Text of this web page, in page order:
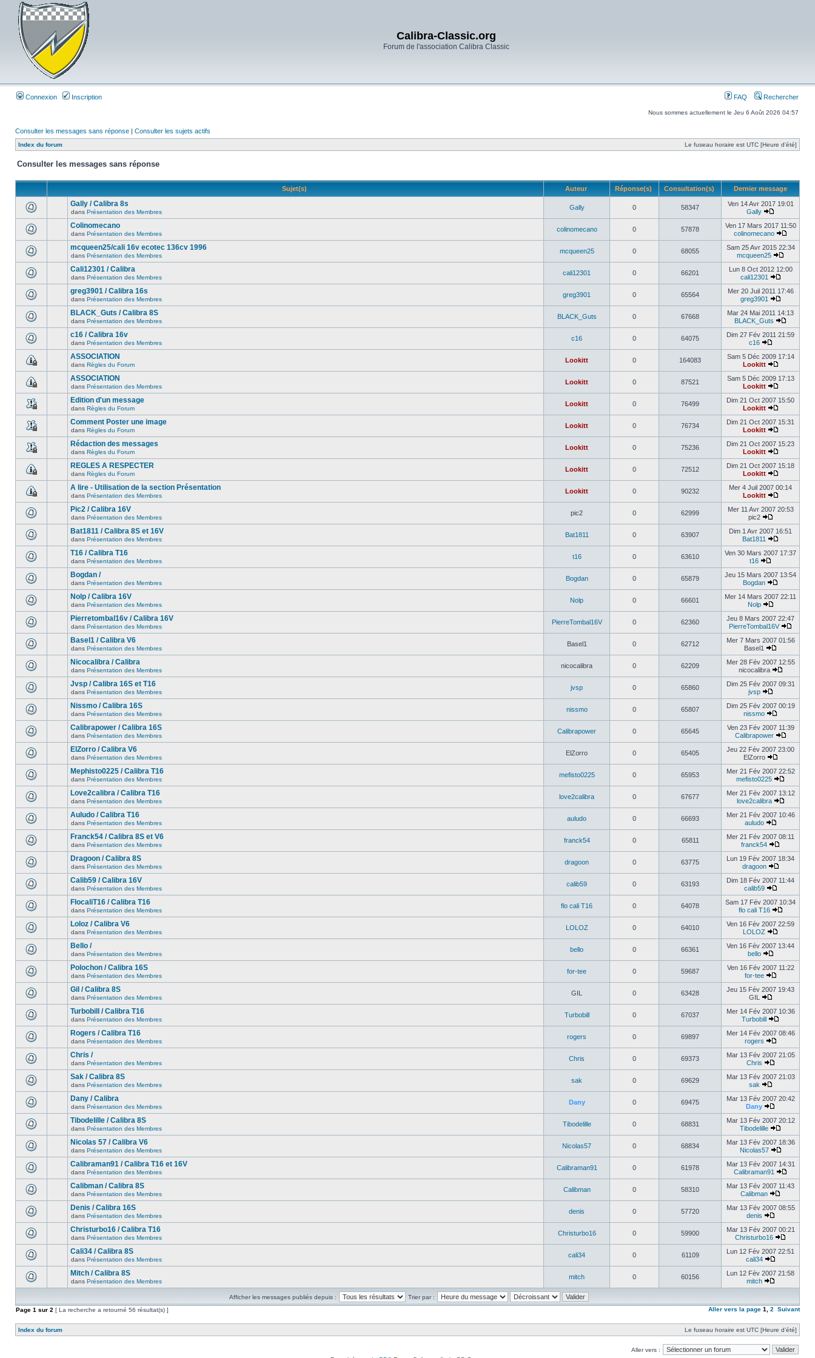
Calibra-Classic.org
Forum de l'association Calibra Classic
Connexion Inscription FAQ Rechercher
Nous sommes actuellement le Jeu 6 Août 2026 04:57
Consulter les messages sans réponse | Consulter les sujets actifs
Index du forum Le fuseau horaire est UTC [Heure d’été]
Consulter les messages sans réponse
Sujet(s) Auteur Réponse(s) Consultation(s) Dernier message
Gally / Calibra 8s
dans Présentation des Membres
Gally 0 58347
Ven 14 Avr 2017 19:01
Gally
Colinomecano
dans Présentation des Membres
colinomecano 0 57878
Ven 17 Mars 2017 11:50
colinomecano
mcqueen25/cali 16v ecotec 136cv 1996
dans Présentation des Membres
mcqueen25 0 68055
Sam 25 Avr 2015 22:34
mcqueen25
Cali12301 / Calibra
dans Présentation des Membres
cali12301 0 66201
Lun 8 Oct 2012 12:00
cali12301
greg3901 / Calibra 16s
dans Présentation des Membres
greg3901 0 65564
Mer 20 Juil 2011 17:46
greg3901
BLACK_Guts / Calibra 8S
dans Présentation des Membres
BLACK_Guts 0 67668
Mar 24 Mai 2011 14:13
BLACK_Guts
c16 / Calibra 16v
dans Présentation des Membres
c16 0 64075
Dim 27 Fév 2011 21:59
c16
ASSOCIATION
dans Règles du Forum
Lookitt 0 164083
Sam 5 Déc 2009 17:14
Lookitt
ASSOCIATION
dans Présentation des Membres
Lookitt 0 87521
Sam 5 Déc 2009 17:13
Lookitt
Edition d'un message
dans Règles du Forum
Lookitt 0 76499
Dim 21 Oct 2007 15:50
Lookitt
Comment Poster une image
dans Règles du Forum
Lookitt 0 76734
Dim 21 Oct 2007 15:31
Lookitt
Rédaction des messages
dans Règles du Forum
Lookitt 0 75236
Dim 21 Oct 2007 15:23
Lookitt
REGLES A RESPECTER
dans Règles du Forum
Lookitt 0 72512
Dim 21 Oct 2007 15:18
Lookitt
A lire - Utilisation de la section Présentation
dans Présentation des Membres
Lookitt 0 90232
Mer 4 Juil 2007 00:14
Lookitt
Pic2 / Calibra 16V
dans Présentation des Membres
pic2 0 62999
Mer 11 Avr 2007 20:53
pic2
Bat1811 / Calibra 8S et 16V
dans Présentation des Membres
Bat1811 0 63907
Dim 1 Avr 2007 16:51
Bat1811
T16 / Calibra T16
dans Présentation des Membres
t16 0 63610
Ven 30 Mars 2007 17:37
t16
Bogdan /
dans Présentation des Membres
Bogdan 0 65879
Jeu 15 Mars 2007 13:54
Bogdan
Nolp / Calibra 16V
dans Présentation des Membres
Nolp 0 66601
Mer 14 Mars 2007 22:11
Nolp
Pierretombal16v / Calibra 16V
dans Présentation des Membres
PierreTombal16V 0 62360
Jeu 8 Mars 2007 22:47
PierreTombal16V
Basel1 / Calibra V6
dans Présentation des Membres
Basel1 0 62712
Mer 7 Mars 2007 01:56
Basel1
Nicocalibra / Calibra
dans Présentation des Membres
nicocalibra 0 62209
Mer 28 Fév 2007 12:55
nicocalibra
Jvsp / Calibra 16S et T16
dans Présentation des Membres
jvsp 0 65860
Dim 25 Fév 2007 09:31
jvsp
Nissmo / Calibra 16S
dans Présentation des Membres
nissmo 0 65807
Dim 25 Fév 2007 00:19
nissmo
Calibrapower / Calibra 16S
dans Présentation des Membres
Calibrapower 0 65645
Ven 23 Fév 2007 11:39
Calibrapower
ElZorro / Calibra V6
dans Présentation des Membres
ElZorro 0 65405
Jeu 22 Fév 2007 23:00
ElZorro
Mephisto0225 / Calibra T16
dans Présentation des Membres
mefisto0225 0 65953
Mer 21 Fév 2007 22:52
mefisto0225
Love2calibra / Calibra T16
dans Présentation des Membres
love2calibra 0 67677
Mer 21 Fév 2007 13:12
love2calibra
Auludo / Calibra T16
dans Présentation des Membres
auludo 0 66693
Mer 21 Fév 2007 10:46
auludo
Franck54 / Calibra 8S et V6
dans Présentation des Membres
franck54 0 65811
Mer 21 Fév 2007 08:11
franck54
Dragoon / Calibra 8S
dans Présentation des Membres
dragoon 0 63775
Lun 19 Fév 2007 18:34
dragoon
Calib59 / Calibra 16V
dans Présentation des Membres
calib59 0 63193
Dim 18 Fév 2007 11:44
calib59
FlocaliT16 / Calibra T16
dans Présentation des Membres
flo cali T16 0 64078
Sam 17 Fév 2007 10:34
flo cali T16
Loloz / Calibra V6
dans Présentation des Membres
LOLOZ 0 64010
Ven 16 Fév 2007 22:59
LOLOZ
Bello /
dans Présentation des Membres
bello 0 66361
Ven 16 Fév 2007 13:44
bello
Polochon / Calibra 16S
dans Présentation des Membres
for-tee 0 59687
Ven 16 Fév 2007 11:22
for-tee
Gil / Calibra 8S
dans Présentation des Membres
GIL 0 63428
Jeu 15 Fév 2007 19:43
GIL
Turbobill / Calibra T16
dans Présentation des Membres
Turbobill 0 67037
Mer 14 Fév 2007 10:36
Turbobill
Rogers / Calibra T16
dans Présentation des Membres
rogers 0 69897
Mer 14 Fév 2007 08:46
rogers
Chris /
dans Présentation des Membres
Chris 0 69373
Mar 13 Fév 2007 21:05
Chris
Sak / Calibra 8S
dans Présentation des Membres
sak 0 69629
Mar 13 Fév 2007 21:03
sak
Dany / Calibra
dans Présentation des Membres
Dany 0 69475
Mar 13 Fév 2007 20:42
Dany
Tibodelille / Calibra 8S
dans Présentation des Membres
Tibodelille 0 68831
Mar 13 Fév 2007 20:12
Tibodelille
Nicolas 57 / Calibra V6
dans Présentation des Membres
Nicolas57 0 68834
Mar 13 Fév 2007 18:36
Nicolas57
Calibraman91 / Calibra T16 et 16V
dans Présentation des Membres
Calibraman91 0 61978
Mar 13 Fév 2007 14:31
Calibraman91
Calibman / Calibra 8S
dans Présentation des Membres
Calibman 0 58310
Mar 13 Fév 2007 11:43
Calibman
Denis / Calibra 16S
dans Présentation des Membres
denis 0 57720
Mar 13 Fév 2007 08:55
denis
Christurbo16 / Calibra T16
dans Présentation des Membres
Christurbo16 0 59900
Mar 13 Fév 2007 00:21
Christurbo16
Cali34 / Calibra 8S
dans Présentation des Membres
cali34 0 61109
Lun 12 Fév 2007 22:51
cali34
Mitch / Calibra 8S
dans Présentation des Membres
mitch 0 60156
Lun 12 Fév 2007 21:58
mitch
Afficher les messages publiés depuis :
Trier par :
Page 1 sur 2 [ La recherche a retourné 56 résultat(s) ] Aller vers la page 1 2 Suivant
Index du forum Le fuseau horaire est UTC [Heure d’été]
Aller vers :